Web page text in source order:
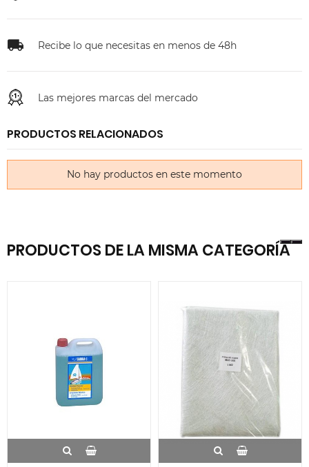
Recibe lo que necesitas en menos de 48h
Las mejores marcas del mercado
PRODUCTOS RELACIONADOS
No hay productos en este momento
PRODUCTOS DE LA MISMA CATEGORÍA